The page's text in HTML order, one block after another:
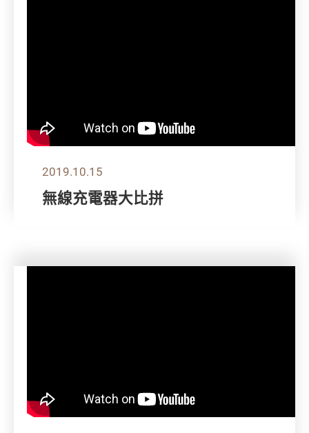
2019.10.15
無線充電器大比拼